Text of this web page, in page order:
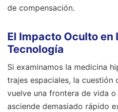
de compensación.
El Impacto Oculto en
Tecnología
Si examinamos la medicina
trajes espaciales, la cuestión
vuelve una frontera de vida
asciende demasiado rápido